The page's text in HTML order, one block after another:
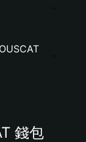
錢包